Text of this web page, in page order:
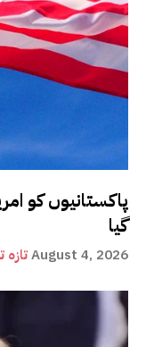
پاکستانیوں کو
گیا
تازہAugust 4, 2026